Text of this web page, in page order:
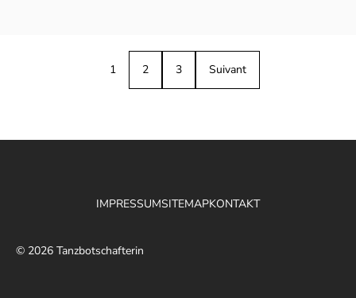
1 2 3 Suivant
IMPRESSUMSITEMAPKONTAKT
© 2026 Tanzbotschafterin